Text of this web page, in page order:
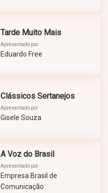
Tarde Muito Mais
Apresentado por
Eduardo Free
Clássicos Sertanejos
Apresentado por
Gisele Souza
A Voz do Brasil
Apresentado por
Empresa Brasil de
Comunicação